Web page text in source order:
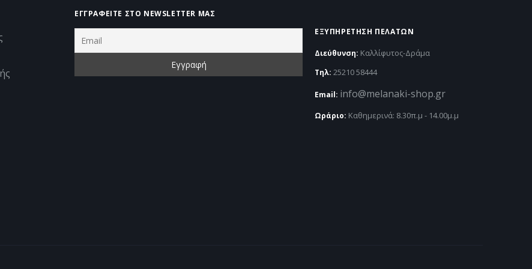
ΕΓΓΡΑΦΕΊΤΕ ΣΤΟ NEWSLETTER ΜΑΣ
EΞΥΠΗΡΈΤΗΣΗ ΠΕΛΑΤΏΝ
Διεύθυνση: Καλλίφυτος-Δράμα
Τηλ: 25210 58444
Email: info@melanaki-shop.gr
Ωράριο: Kαθημερινά: 8.30π.μ - 14.00μ.μ